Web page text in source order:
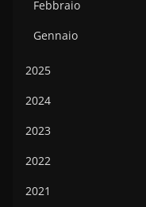
Febbraio
Gennaio
2025
2024
2023
2022
2021